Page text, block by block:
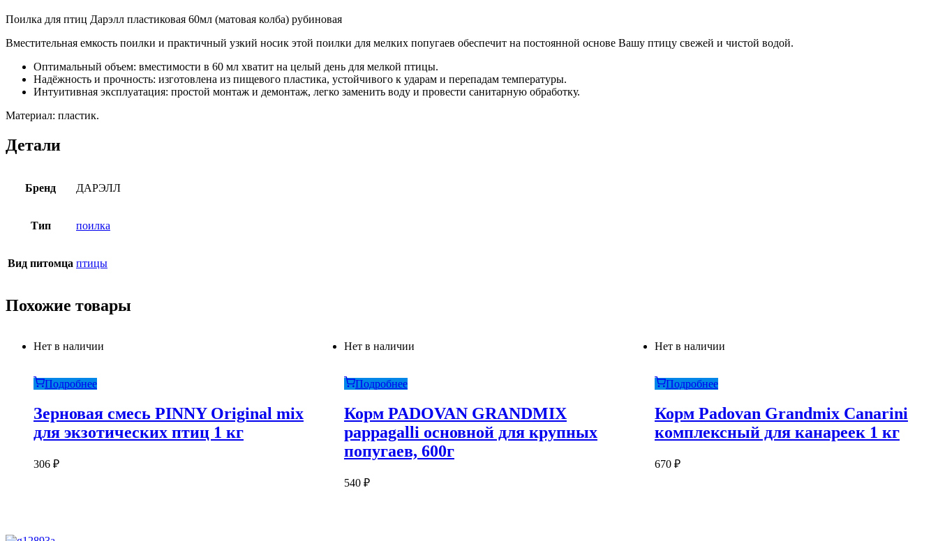
Поилка для птиц Дарэлл пластиковая 60мл (матовая колба) рубиновая
Вместительная емкость поилки и практичный узкий носик этой поилки для мелких попугаев обеспечит на постоянной основе Вашу птицу свежей и чистой водой.
Оптимальный объем: вместимости в 60 мл хватит на целый день для мелкой птицы.
Надёжность и прочность: изготовлена из пищевого пластика, устойчивого к ударам и перепадам температуры.
Интуитивная эксплуатация: простой монтаж и демонтаж, легко заменить воду и провести санитарную обработку.
Материал: пластик.
Детали
Бренд ДАРЭЛЛ
Тип поилка
Вид питомца птицы
Похожие товары
Нет в наличии
Подробнее
Зерновая смесь PINNY Original mix
для экзотических птиц 1 кг
306 ₽
Нет в наличии
Подробнее
Корм PADOVAN GRANDMIX
pappagalli основной для крупных
попугаев, 600г
540 ₽
Нет в наличии
Подробнее
Корм Padovan Grandmix Canarini
комплексный для канареек 1 кг
670 ₽